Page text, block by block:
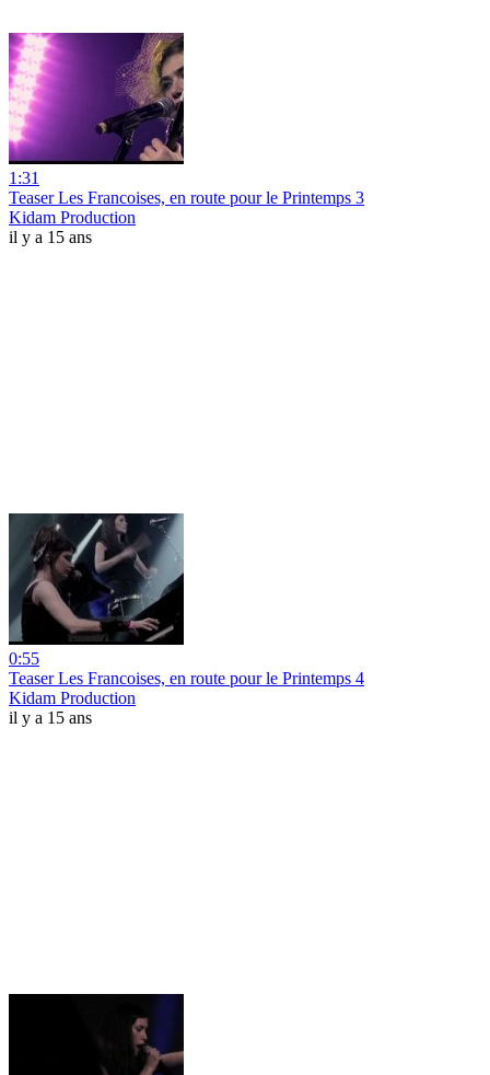
1:31
Teaser Les Francoises, en route pour le Printemps 3
Kidam Production
il y a 15 ans
0:55
Teaser Les Francoises, en route pour le Printemps 4
Kidam Production
il y a 15 ans